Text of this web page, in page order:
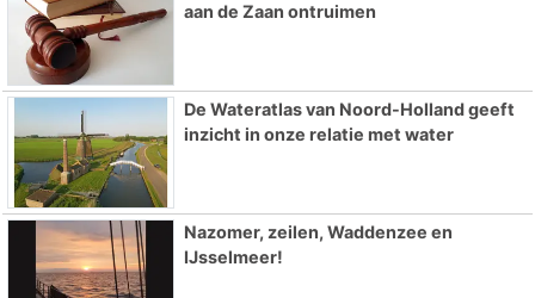
aan de Zaan ontruimen
De Wateratlas van Noord-Holland geeft
inzicht in onze relatie met water
Nazomer, zeilen, Waddenzee en
IJsselmeer!